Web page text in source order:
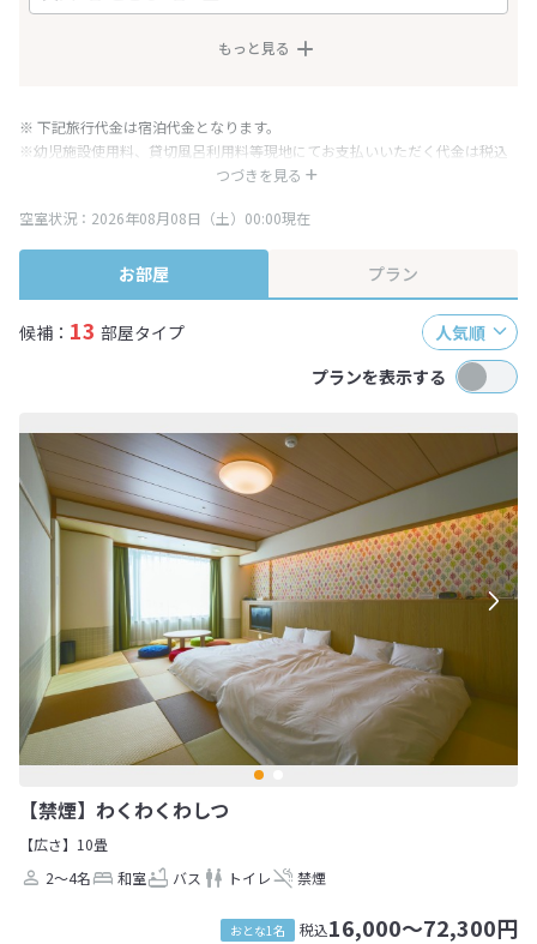
もっと見る
つづきを見る
※ 下記旅行代金は宿泊代金となります。
※幼児施設使用料、貸切風呂利用料等現地にてお支払いいただく代金は税込
み表記となりますが、消費税増税に伴い代金が一部変更となる場合がござい
※表示されている旅行代金・プラン内容は一定時間ごとに更新されます。最
終確認画面でご確認ください。
空室状況：2026年08月08日（土）00:00現在
お部屋 プラン
候補： 13 部屋タイプ
人気順
プランを表示する
【禁煙】わくわくわしつ
【広さ】10畳
2～4名
和室 バス トイレ 禁煙
おとな1名 税込16,000～72,300円